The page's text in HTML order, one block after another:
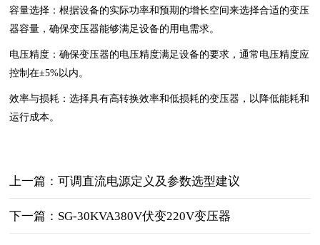
容量选择‌：根据设备的实际功率和预期的增长空间来选择合适的变压
器容量，确保变压器能够满足设备的用电需求。
电压精度‌：确保变压器的电压精度满足设备的要求，通常电压精度应
控制在±5%以内。
效率与损耗‌：选择具有高转换效率和低损耗的变压器，以降低能耗和
运行成本。
上一篇：可调直流电源定义及参数选型建议
下一篇：SG-30KVA380V伏变220V变压器